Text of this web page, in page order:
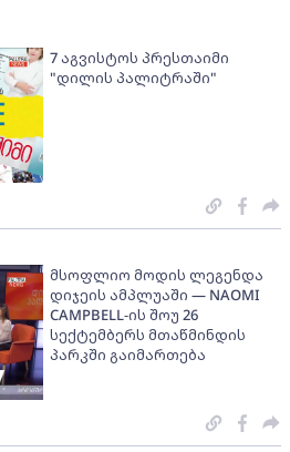
7 აგვისტოს პრესთაიმი
"დილის პალიტრაში"
მსოფლიო მოდის ლეგენდა
დიჯეის ამპლუაში — NAOMI
CAMPBELL-ის შოუ 26
სექტემბერს მთაწმინდის
პარკში გაიმართება